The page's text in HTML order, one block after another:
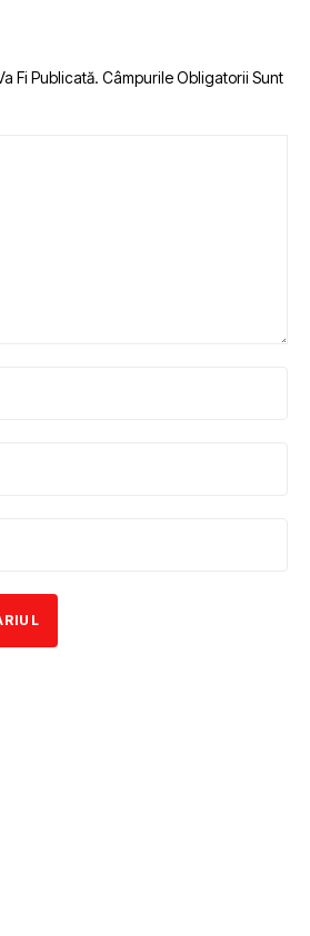
Fi Publicată. Câmpurile Obligatorii Sunt